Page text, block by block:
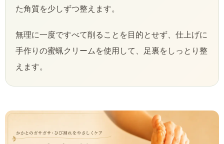
た角質を少しずつ整えます。
無理に一度ですべて削ることを目的とせず、仕上げに
手作りの蜜蝋クリームを使用して、足裏をしっとり整
えます。